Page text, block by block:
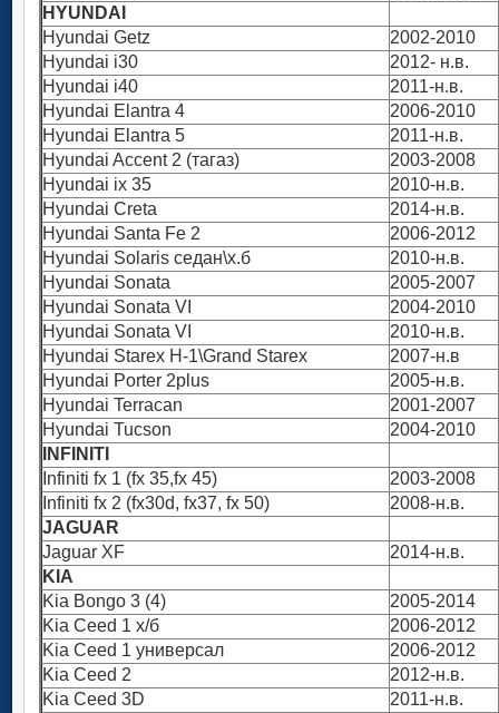
HYUNDAI
Hyundai Getz
2002-2010
Hyundai i30
2012- н.в.
Hyundai i40
2011-н.в.
Hyundai Elantra 4
2006-2010
Hyundai Elantra 5
2011-н.в.
Hyundai Accent 2 (тагаз)
2003-2008
Hyundai ix 35
2010-н.в.
Hyundai Creta
2014-н.в.
Hyundai Santa Fe 2
2006-2012
Hyundai Solaris седан\х.б
2010-н.в.
Hyundai Sonata
2005-2007
Hyundai Sonata VI
2004-2010
Hyundai Sonata VI
2010-н.в.
Hyundai Starex H-1\Grand Starex
2007-н.в
Hyundai Porter 2plus
2005-н.в.
Hyundai Terracan
2001-2007
Hyundai Tucson
2004-2010
INFINITI
Infiniti fx 1 (fx 35,fx 45)
2003-2008
Infiniti fx 2 (fx30d, fx37, fx 50)
2008-н.в.
JAGUAR
Jaguar XF
2014-н.в.
KIA
Kia Bongo 3 (4)
2005-2014
Kia Ceed 1 х/б
2006-2012
Kia Ceed 1 универсал
2006-2012
Kia Ceed 2
2012-н.в.
Kia Ceed 3D
2011-н.в.